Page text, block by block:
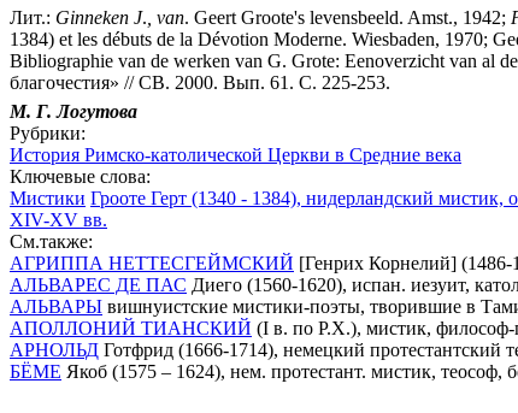
Лит.: Ginneken J. van. Geert Groote's levensbeeld. Amst., 1942;
1384) et les débuts de la Dévotion Moderne. Wiesbaden, 1970;
Bibliographie van de werken van G. Grote: Eenoverzicht van al
благочестия» // СВ. 2000. Вып. 61. С. 225-253.
М. Г.Логутова
Рубрики:
История Римско-католической Церкви в Средние века
Ключевые слова:
Мистики Грооте Герт (1340 - 1384), нидерландский мистик,
XIV-XV вв.
См.также:
АГРИППА НЕТТЕСГЕЙМСКИЙ [Генрих Корнелий] (1486-
АЛЬВАРЕС ДЕ ПАС Диего (1560-1620), испан. иезуит,
АЛЬВАРЫ вишнуистские мистики-поэты, творившие в
АПОЛЛОНИЙ ТИАНСКИЙ (I в. по Р.Х.), мистик, философ-
АРНОЛЬД Готфрид (1666-1714), немецкий протестантский
БЁМЕ Якоб (1575 – 1624), нем. протестант. мистик, теософ,